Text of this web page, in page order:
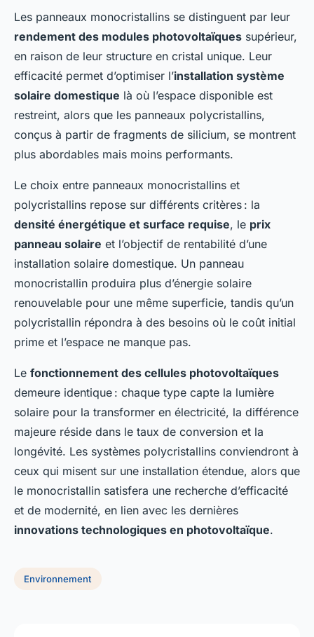
Les panneaux monocristallins se distinguent par leur
rendement des modules photovoltaïques supérieur,
en raison de leur structure en cristal unique. Leur
efficacité permet d’optimiser l’installation système
solaire domestique là où l’espace disponible est
restreint, alors que les panneaux polycristallins,
conçus à partir de fragments de silicium, se montrent
plus abordables mais moins performants.
Le choix entre panneaux monocristallins et
polycristallins repose sur différents critères : la
densité énergétique et surface requise, le prix
panneau solaire et l’objectif de rentabilité d’une
installation solaire domestique. Un panneau
monocristallin produira plus d’énergie solaire
renouvelable pour une même superficie, tandis qu’un
polycristallin répondra à des besoins où le coût initial
prime et l’espace ne manque pas.
Le fonctionnement des cellules photovoltaïques
demeure identique : chaque type capte la lumière
solaire pour la transformer en électricité, la différence
majeure réside dans le taux de conversion et la
longévité. Les systèmes polycristallins conviendront à
ceux qui misent sur une installation étendue, alors que
le monocristallin satisfera une recherche d’efficacité
et de modernité, en lien avec les dernières
innovations technologiques en photovoltaïque.
Environnement